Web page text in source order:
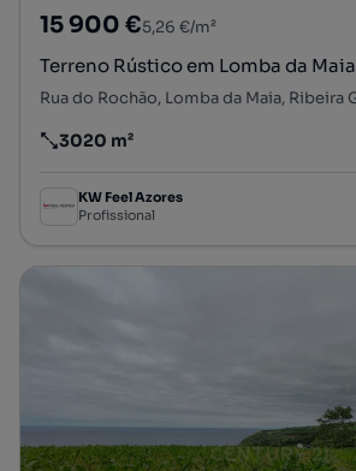
15 900 €5,26 €/m²
Terreno Rústico em Lomba da Maia
Preço por metro quadrado
3020 m²
KW Feel Azores
Profissional